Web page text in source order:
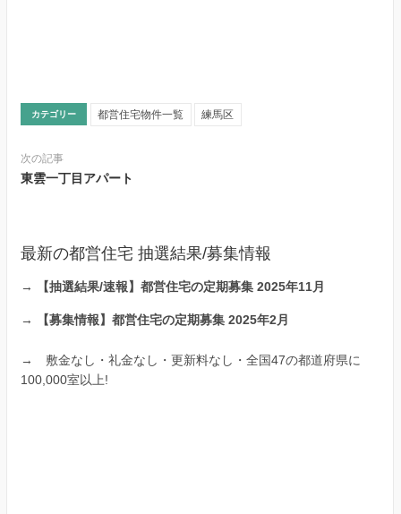
カテゴリー 都営住宅物件一覧 練馬区
次の記事
東雲一丁目アパート
最新の都営住宅 抽選結果/募集情報
→ 【抽選結果/速報】都営住宅の定期募集 2025年11月
→ 【募集情報】都営住宅の定期募集 2025年2月
→ 敷金なし・礼金なし・更新料なし・全国47の都道府県に
100,000室以上!